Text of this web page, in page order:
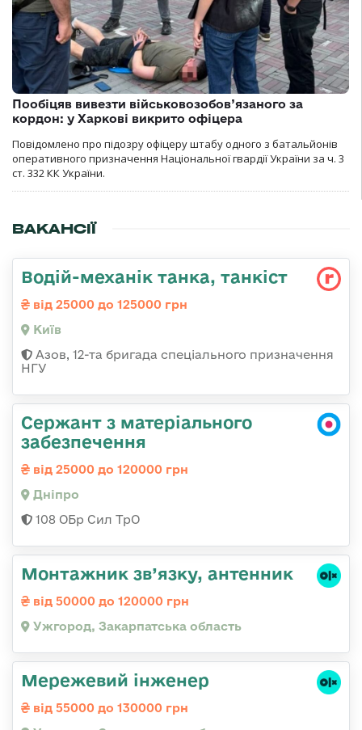
Пообіцяв вивезти військовозобов’язаного за
кордон: у Харкові викрито офіцера
Повідомлено про підозру офіцеру штабу одного з батальйонів
оперативного призначення Національної гвардії України за ч. 3
ст. 332 КК України.
ВАКАНСІЇ
Водій-механік танка, танкіст
від 25000 до 125000 грн
Київ
Азов, 12-та бригада спеціального призначення
НГУ
Сержант з матеріального
забезпечення
від 25000 до 120000 грн
Дніпро
108 ОБр Сил ТрО
Монтажник зв’язку, антенник
від 50000 до 120000 грн
Ужгород, Закарпатська область
Мережевий інженер
від 55000 до 130000 грн